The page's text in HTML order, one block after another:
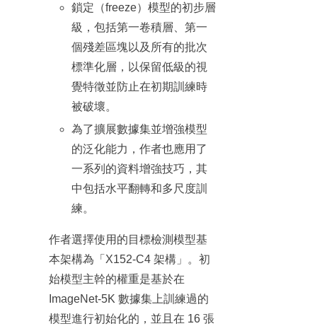
鎖定（freeze）模型的初步層
級，包括第一卷積層、第一
個殘差區塊以及所有的批次
標準化層，以保留低級的視
覺特徵並防止在初期訓練時
被破壞。
為了擴展數據集並增強模型
的泛化能力，作者也應用了
一系列的資料增強技巧，其
中包括水平翻轉和多尺度訓
練。
作者選擇使用的目標檢測模型基
本架構為「X152-C4 架構」。初
始模型主幹的權重是基於在
ImageNet-5K 數據集上訓練過的
模型進行初始化的，並且在 16 張